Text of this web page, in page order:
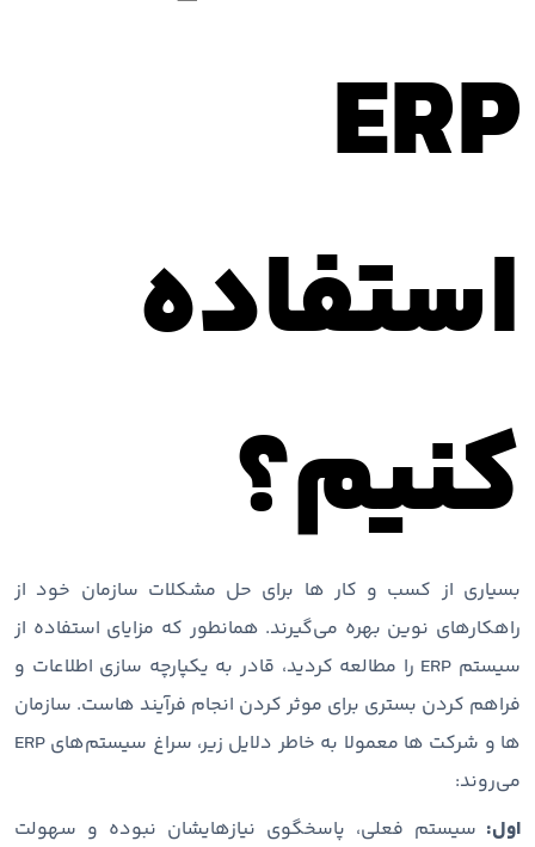
ERP
استفاده
کنیم؟
بسیاری از کسب و کار ها برای حل مشکلات سازمان خود از
راهکارهای نوین بهره می‌گیرند. همانطور که مزایای استفاده از
سیستم ERP را مطالعه کردید، قادر به یکپارچه سازی اطلاعات و
فراهم کردن بستری برای موثر کردن انجام فرآیند هاست. سازمان
ها و شرکت ها معمولا به خاطر دلایل زیر، سراغ سیستم‌های ERP
می‌روند:
اول: سیستم فعلی، پاسخگوی نیازهایشان نبوده و سهولت